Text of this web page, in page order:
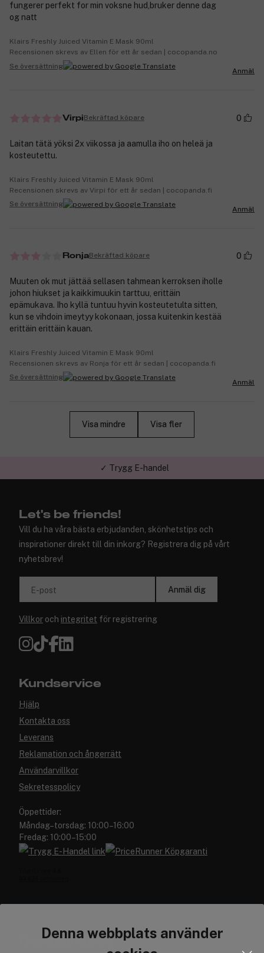
Denna webbplats använder
fungerer perfekt for min voksne hud,bruker denne dag
og natt
Klairs Freshly Juiced Vitamin E Mask 90ml
Recensionen skrevs av Ellen för ett år sedan | cocopanda.no
Se översättning
Anmäl
VirpiBekräftad köpare 0
Laitan tätä yöksi 2x viikossa ja aamulla iho on heleä ja
kosteutettu.
Klairs Freshly Juiced Vitamin E Mask 90ml
Recensionen skrevs av Virpi för ett år sedan | cocopanda.fi
Se översättning
Anmäl
RonjaBekräftad köpare 0
Muuten ok mut jättää sellasen tahmean kerroksen iholle
johon hiukset ja kaikkimuukin tarttuu, erittäin
epämukava. Iho kyllä tuntuu hyvin kosteutetulta sitten,
kun se vihdoin imeytyy kokonaan, jossa kuitenkin kestää
erittäin erittäin kauan.
Klairs Freshly Juiced Vitamin E Mask 90ml
Recensionen skrevs av Ronja för ett år sedan | cocopanda.fi
Se översättning
Anmäl
Visa mindre Visa fler
✓ Trygg E-handel
Let's be friends!
Vill du ha våra bästa erbjudanden, skönhetstips och
inspirationer direkt till din inkorg? Registrera dig på vårt
nyhetsbrev!
E-post Anmäl dig
Villkor och integritet för registrering
Kundservice
Hjälp
Kontakta oss
Leverans
Reklamation och ångerrätt
Användarvillkor
Sekretesspolicy
Öppettider:
Måndag–torsdag: 10:00–16:00
Fredag: 10:00–15:00
Cocopanda.se